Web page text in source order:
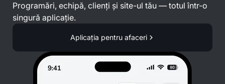
Programări, echipă, clienți și site-ul tău — totul într-o
singură aplicație.
Aplicația pentru afaceri